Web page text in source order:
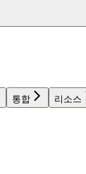
통합 리소스